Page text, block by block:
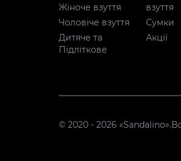
Жіноче взуття
Чоловіче взуття
Дитяче та
Підліткове
взуття
Сумки
Акції
© 2020 - 2026